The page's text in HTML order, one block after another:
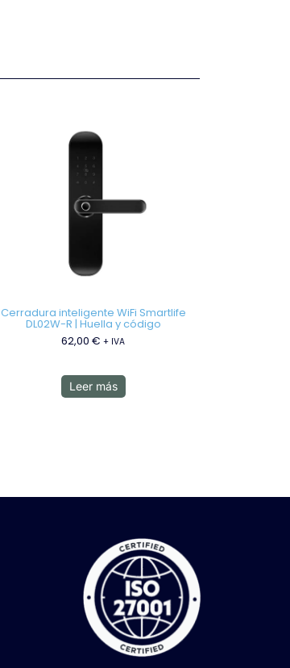
Cerradura inteligente WiFi Smartlife
DL02W-R | Huella y código
62,00€ + IVA
Leer más